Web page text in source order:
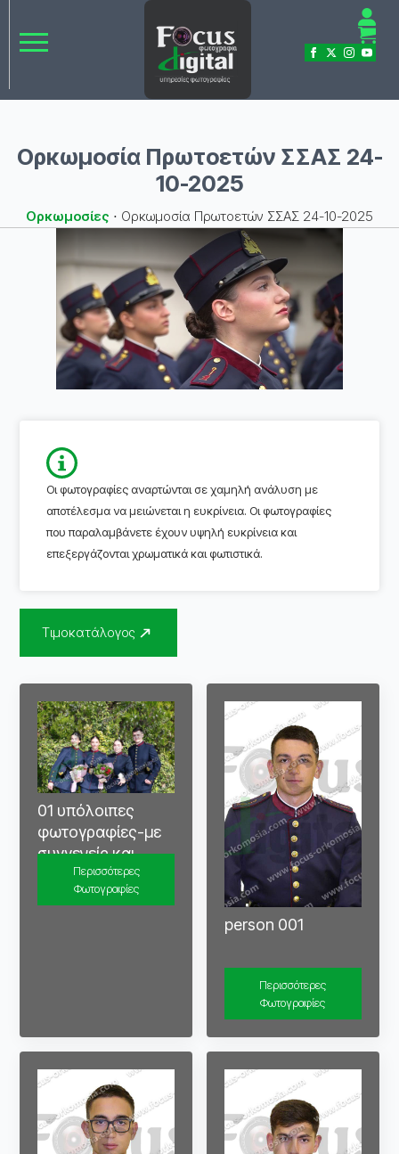
Ορκωμοσία Πρωτοετών ΣΣΑΣ 24-
10-2025
Ορκωμοσίες ⋅ Ορκωμοσία Πρωτοετών ΣΣΑΣ 24-10-2025
Οι φωτογραφίες αναρτώνται σε χαμηλή ανάλυση με
αποτέλεσμα να μειώνεται η ευκρίνεια. Οι φωτογραφίες
που παραλαμβάνετε έχουν υψηλή ευκρίνεια και
επεξεργάζονται χρωματικά και φωτιστικά.
Τιμοκατάλογος
01 υπόλοιπες
φωτογραφίες-με
συγγενείς και
φίλουςΠερισσότερες
Φωτογραφίες
person 001
Περισσότερες
Φωτογραφίες